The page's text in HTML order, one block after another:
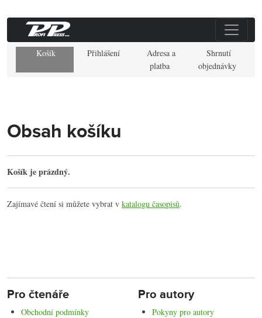
Košík Přihlášení
Adresa a
platba
Shrnutí
objednávky
Obsah košíku
Košík je prázdný.
Zajímavé čtení si můžete vybrat v katalogu časopisů.
Pro čtenáře
Obchodní podmínky
Pro autory
Pokyny pro autory